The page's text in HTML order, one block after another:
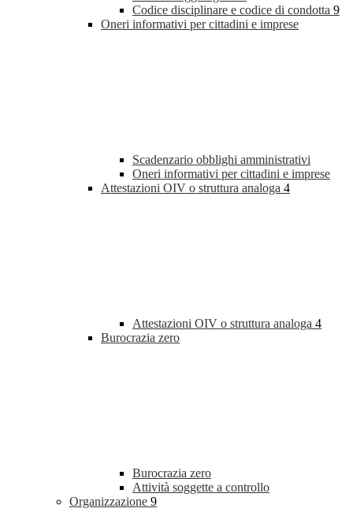
Codice disciplinare e codice di condotta 9
Oneri informativi per cittadini e imprese
Scadenzario obblighi amministrativi
Oneri informativi per cittadini e imprese
Attestazioni OIV o struttura analoga 4
Attestazioni OIV o struttura analoga 4
Burocrazia zero
Burocrazia zero
Attività soggette a controllo
Organizzazione 9